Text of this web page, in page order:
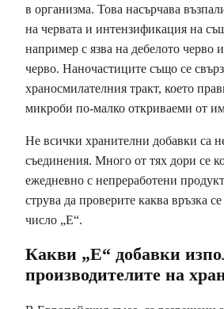
в организма. Това насърчава
на червата и интензификация на
например с язва на дебелото черво
черво. Наночастиците също се
храносмилателния тракт, което
микроби по-малко откриваеми от
Не всички хранителни добавки са
съединения. Много от тях дори се
ежедневно с непреработени
струва да проверите каква връзка
число „E“.
Какви „Е“ добавки
производителите на